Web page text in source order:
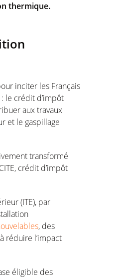
thermique.
inciter les Français
le crédit d’impôt
aux travaux
et le gaspillage
transformé
crédit d’impôt
(ITE), par
, des
réduire l’impact
éligible des